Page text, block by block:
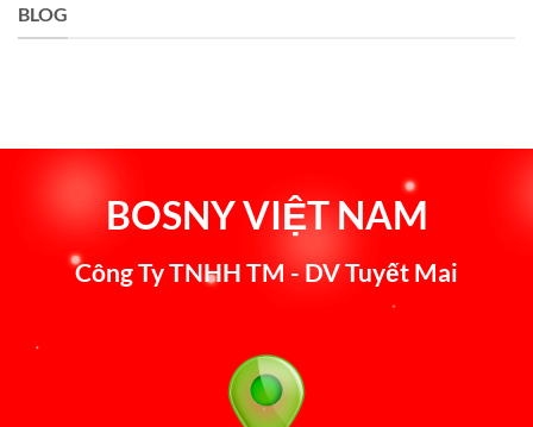
BLOG
BOSNY VIỆT NAM
Công Ty TNHH TM - DV Tuyết Mai